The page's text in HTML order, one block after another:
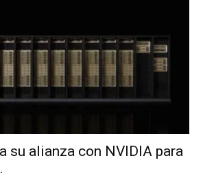
su alianza con NVIDIA para